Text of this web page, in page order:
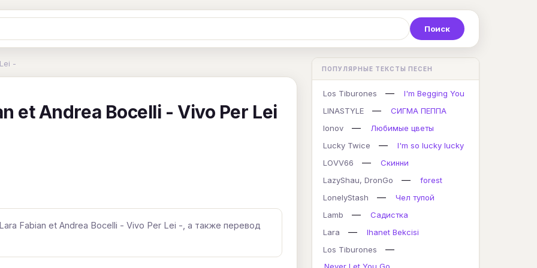
С Т У Ф Х Ц
L M N O P Q
Z #
-
et Andrea Bocelli - Vivo Per Lei
Fabian et Andrea Bocelli - Vivo Per Lei -, а также перевод
ПОПУЛЯРНЫЕ ТЕКСТЫ ПЕСЕН
Los Tiburones —
I'm Begging You
LINASTYLE
—
СИГМА ПЕППА
lonov
—
Любимые цветы
Lucky Twice
—
I'm so lucky lucky
LOVV66
—
Скинни
LazyShau, DronGo
—
forest
LonelyStash
—
Чел тупой
Lamb
—
Садистка
Lara
—
Ihanet Bekcisi
Los Tiburones
—